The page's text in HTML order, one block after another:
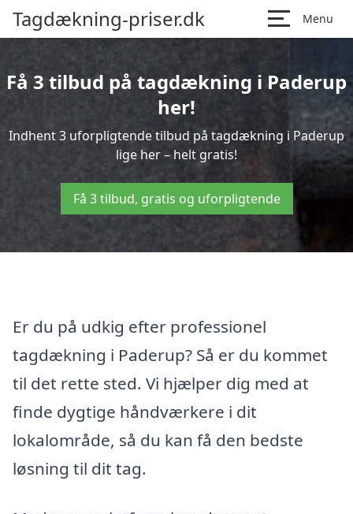
Tagdækning-priser.dk Menu
Få 3 tilbud på tagdækning i Paderup
her!
Indhent 3 uforpligtende tilbud på tagdækning i Paderup
lige her – helt gratis!
Få 3 tilbud, gratis og uforpligtende
Er du på udkig efter professionel
tagdækning i Paderup? Så er du kommet
til det rette sted. Vi hjælper dig med at
finde dygtige håndværkere i dit
lokalområde, så du kan få den bedste
løsning til dit tag.